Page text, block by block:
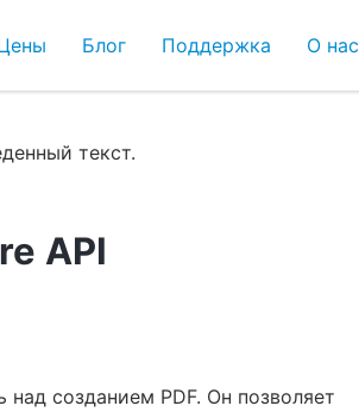
Блог Поддержка О нас
текст.
API
созданием PDF. Он позволяет